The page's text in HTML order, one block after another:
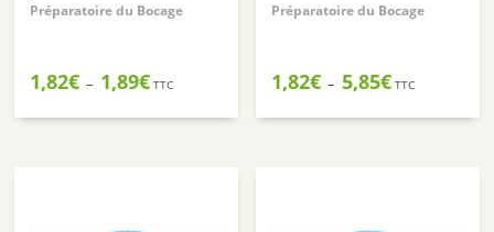
Préparatoire du Bocage
1,82€ – 1,89€Plage
prix :
TTC
Préparatoire du Bocage
1,82€ – 5,85€Plage
prix :
TTC